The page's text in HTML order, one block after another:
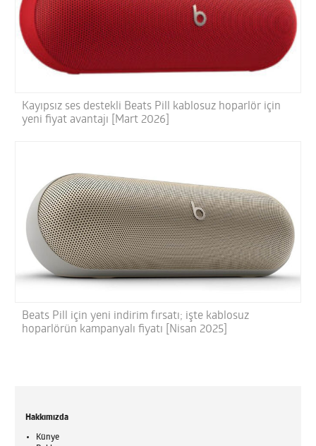
Kayıpsız ses destekli Beats Pill kablosuz hoparlör için
yeni fiyat avantajı [Mart 2026]
Beats Pill için yeni indirim fırsatı; işte kablosuz
hoparlörün kampanyalı fiyatı [Nisan 2025]
Hakkımızda
Künye